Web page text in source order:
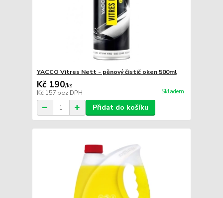
YACCO Vitres Nett - pěnový čistič oken 500ml
Kč 190/ks
Kč 157 bez DPH Skladem
Přidat do košíku